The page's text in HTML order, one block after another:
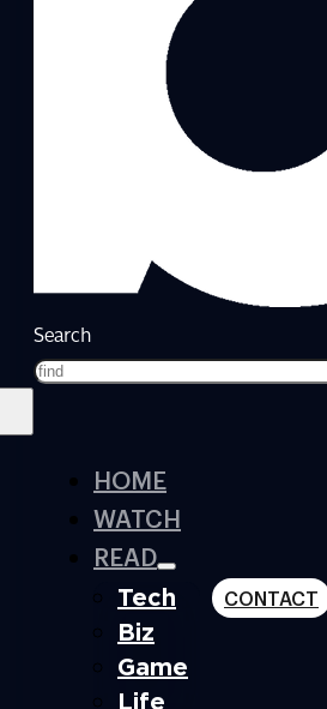
Search
HOME
WATCH
READ
Tech
Biz
Game
Life
CONTACT